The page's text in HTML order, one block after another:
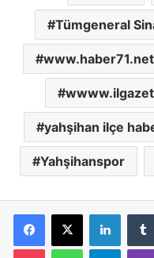
Tümgeneral
www.haber71.net
yahşihan ilçe
Yahşihanspor
Telegram